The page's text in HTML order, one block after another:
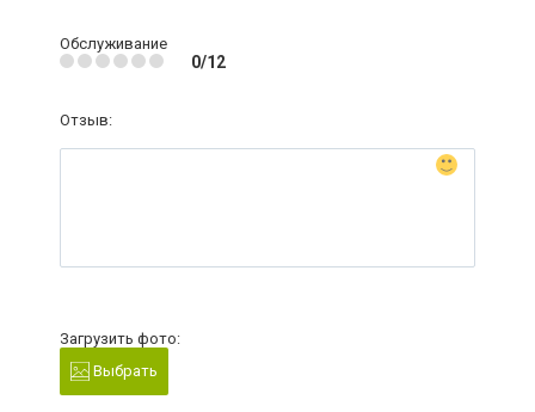
Обслуживание
0/12
Отзыв:
Загрузить фото:
Выбрать